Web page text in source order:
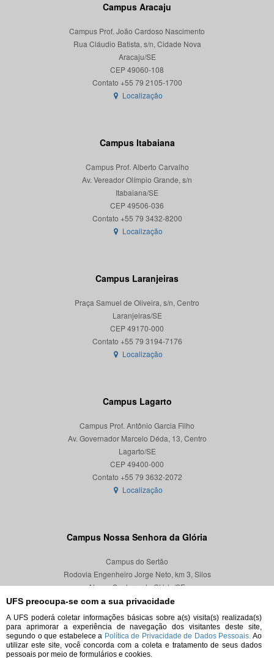
UFS preocupa-se com a sua privacidade
A UFS poderá coletar informações básicas sobre a(s) visita(s) realizada(s)
para aprimorar a experiência de navegação dos visitantes deste site,
segundo o que estabelece a Política de Privacidade de Dados Pessoais. Ao
utilizar este site, você concorda com a coleta e tratamento de seus dados
pessoais por meio de formulários e cookies.
Campus Aracaju
Campus Prof. João Cardoso Nascimento
Rua Cláudio Batista, s/n, Cidade Nova
Aracaju/SE
CEP 49060-108
Localização
Campus Itabaiana
Campus Prof. Alberto Carvalho
Av. Vereador Olímpio Grande, s/n
Itabaiana/SE
CEP 49506-036
Localização
Campus Laranjeiras
Praça Samuel de Oliveira, s/n, Centro
Laranjeiras/SE
CEP 49170-000
Localização
Campus Lagarto
Campus Prof. Antônio Garcia Filho
Av. Governador Marcelo Déda, 13, Centro
Lagarto/SE
CEP 49400-000
Localização
Campus Nossa Senhora da Glória
Campus do Sertão
Rodovia Engenheiro Jorge Neto, km 3, Silos
Nossa Senhora da Glória/SE
CEP 49680-000
Localização